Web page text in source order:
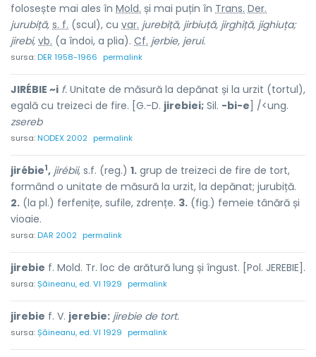
folosește mai ales în Mold. și mai puțin în Trans. Der.
jurubiță, s. f. (scul), cu var. jurebiță, jirbiuță, jirghiță, jighiuța;
jirebi, vb. (a îndoi, a plia). Cf. jerbie, jerui.
sursa:DER 1958-1966 permalink
JIRÉBIE ~i f. Unitate de măsură la depănat și la urzit (tortul),
egală cu treizeci de fire. [G.-D. jirebiei; Sil. -bi-e ] /<ung.
zsereb
sursa:NODEX 2002 permalink
jirébie1, jirébii, s.f. (reg.) 1. grup de treizeci de fire de tort,
formând o unitate de măsură la urzit, la depănat; jurubiță.
2. (la pl.) ferfenițe, sufile, zdrențe. 3. (fig.) femeie tânără și
vioaie.
sursa:DAR 2002 permalink
jirebie f. Mold. Tr. loc de arătură lung și îngust. [Pol. JEREBIE].
sursa:Șăineanu, ed. VI 1929 permalink
jirebie f. V. jerebie: jirebie de tort.
sursa:Șăineanu, ed. VI 1929 permalink